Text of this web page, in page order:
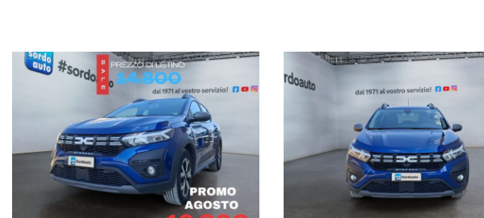
Multimedia touch screen
Fari fendinebbia
Lane assist
Sensori di parcheggio anteriori e posteriori
Volante multifunzione
Cruise control
Bracciolo anteriore
Vettura regolarmente tagliandata (ultimo 28/01/2026 a 49.907 km), UNICO PROPRIETARIO
,